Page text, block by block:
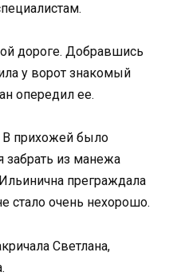
дороге. Добравшись
у ворот знакомый
опередил ее.
В прихожей было
забрать из манежа
преграждала
стало очень нехорошо.
Светлана,